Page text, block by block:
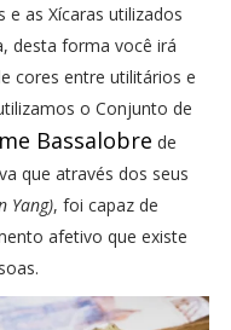
e as Xícaras utilizados
desta forma você irá
cores entre utilitários e
o Conjunto de
Bassalobre de
que através dos seus
Yang), foi capaz de
afetivo que existe